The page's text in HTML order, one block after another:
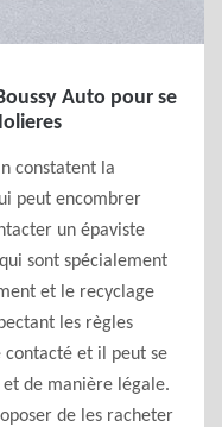
Auto pour se
constatent la
peut encombrer
un épaviste
sont spécialement
et le recyclage
les règles
contacté et il peut se
de manière légale.
de les racheter